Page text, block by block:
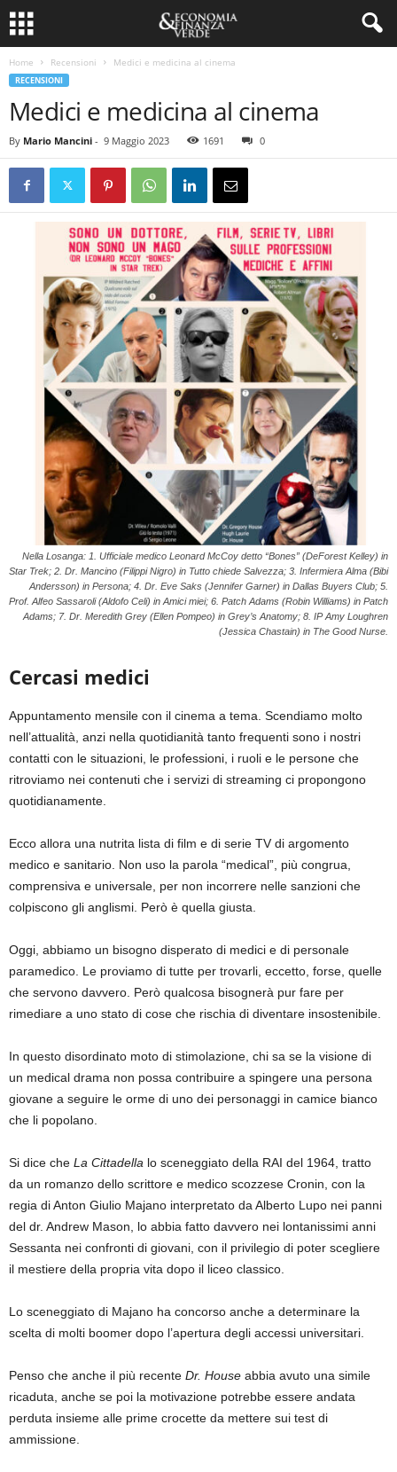
Home Recensioni Medici e medicina al cinema
RECENSIONI
Medici e medicina al cinema
By Mario Mancini - 9 Maggio 2023 1691 0
Nella Losanga: 1. Ufficiale medico Leonard McCoy detto “Bones” (DeForest Kelley) in
Star Trek; 2. Dr. Mancino (Filippi Nigro) in Tutto chiede Salvezza; 3. Infermiera Alma (Bibi
Andersson) in Persona; 4. Dr. Eve Saks (Jennifer Garner) in Dallas Buyers Club; 5.
Prof. Alfeo Sassaroli (Aldofo Celi) in Amici miei; 6. Patch Adams (Robin Williams) in Patch
Adams; 7. Dr. Meredith Grey (Ellen Pompeo) in Grey’s Anatomy; 8. IP Amy Loughren
(Jessica Chastain) in The Good Nurse.
Cercasi medici
Appuntamento mensile con il cinema a tema. Scendiamo molto
nell’attualità, anzi nella quotidianità tanto frequenti sono i nostri
contatti con le situazioni, le professioni, i ruoli e le persone che
ritroviamo nei contenuti che i servizi di streaming ci propongono
quotidianamente.
Ecco allora una nutrita lista di film e di serie TV di argomento
medico e sanitario. Non uso la parola “medical”, più congrua,
comprensiva e universale, per non incorrere nelle sanzioni che
colpiscono gli anglismi. Però è quella giusta.
Oggi, abbiamo un bisogno disperato di medici e di personale
paramedico. Le proviamo di tutte per trovarli, eccetto, forse, quelle
che servono davvero. Però qualcosa bisognerà pur fare per
rimediare a uno stato di cose che rischia di diventare insostenibile.
In questo disordinato moto di stimolazione, chi sa se la visione di
un medical drama non possa contribuire a spingere una persona
giovane a seguire le orme di uno dei personaggi in camice bianco
che li popolano.
Si dice che La Cittadella lo sceneggiato della RAI del 1964, tratto
da un romanzo dello scrittore e medico scozzese Cronin, con la
regia di Anton Giulio Majano interpretato da Alberto Lupo nei panni
del dr. Andrew Mason, lo abbia fatto davvero nei lontanissimi anni
Sessanta nei confronti di giovani, con il privilegio di poter scegliere
il mestiere della propria vita dopo il liceo classico.
Lo sceneggiato di Majano ha concorso anche a determinare la
scelta di molti boomer dopo l’apertura degli accessi universitari.
Penso che anche il più recente Dr. House abbia avuto una simile
ricaduta, anche se poi la motivazione potrebbe essere andata
perduta insieme alle prime crocette da mettere sui test di
ammissione.